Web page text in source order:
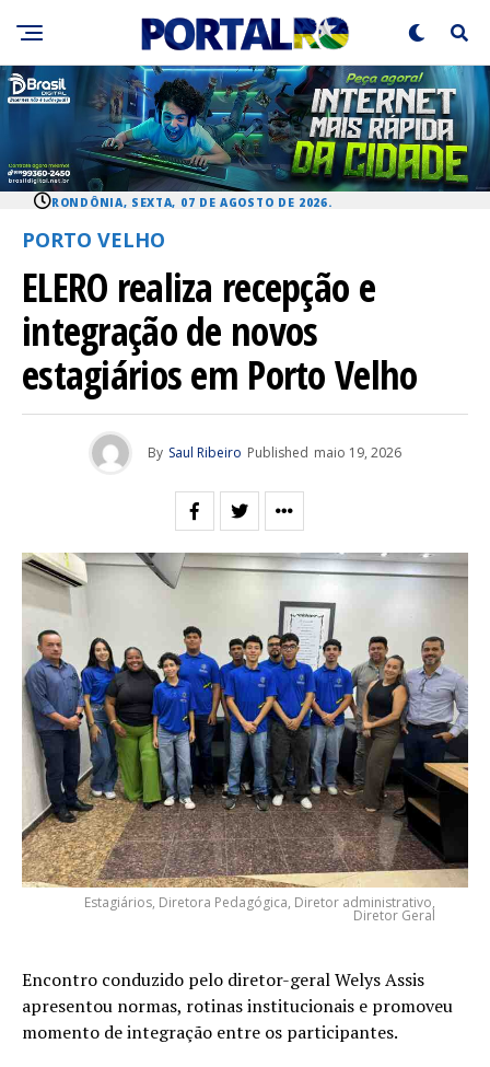
RONDÔNIA, SEXTA, 07 DE AGOSTO DE 2026.
PORTO VELHO
ELERO realiza recepção e
integração de novos
estagiários em Porto Velho
By Saul Ribeiro Published maio 19, 2026
Estagiários, Diretora Pedagógica, Diretor administrativo,
Diretor Geral
Encontro conduzido pelo diretor-geral Welys Assis
apresentou normas, rotinas institucionais e promoveu
momento de integração entre os participantes.